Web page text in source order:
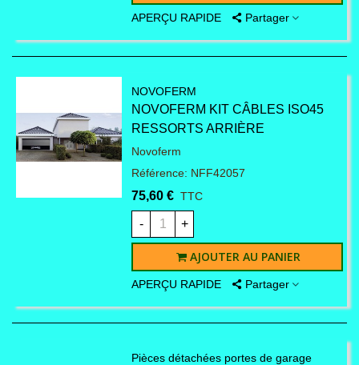
APERÇU RAPIDE Partager
NOVOFERM
NOVOFERM KIT CÂBLES ISO45
RESSORTS ARRIÈRE
Novoferm
Référence: NFF42057
75,60 € TTC
- +
AJOUTER AU PANIER
APERÇU RAPIDE Partager
Pièces détachées portes de garage